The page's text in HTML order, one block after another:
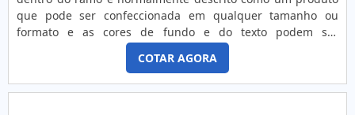
que pode ser confeccionada em qualquer tamanho ou
formato e as cores de fundo e do texto podem ser
escolhidas pelo cliente. Além disso, o produto
garante:Versatilidade;Diversas opções de tamanhos,
modelos e cores;Bom custo benefício.O PRODUTO GARANTE
UMA SÉRIE DE BENEFÍCIOSProduzido em acrílico cristal,
COTAR AGORA